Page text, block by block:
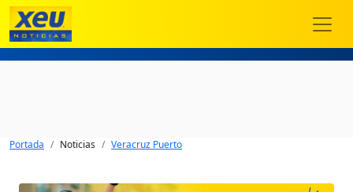
Portada Noticias Veracruz Puerto